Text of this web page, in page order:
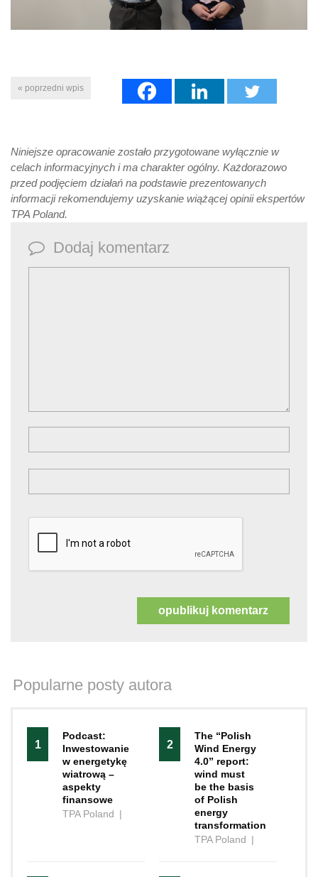
« poprzedni wpis
Niniejsze opracowanie zostało przygotowane wyłącznie w
celach informacyjnych i ma charakter ogólny. Każdorazowo
przed podjęciem działań na podstawie prezentowanych
informacji rekomendujemy uzyskanie wiążącej opinii ekspertów
TPA Poland.
Dodaj komentarz
Popularne posty autora
1
Podcast:
Inwestowanie
w energetykę
wiatrową –
aspekty
finansowe
TPA Poland |
2
The “Polish
Wind Energy
4.0” report:
wind must
be the basis
of Polish
energy
transformation
TPA Poland |